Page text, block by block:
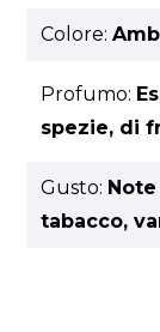
Colore:
Profumo:
spezie, di
Gusto:
tabacco,